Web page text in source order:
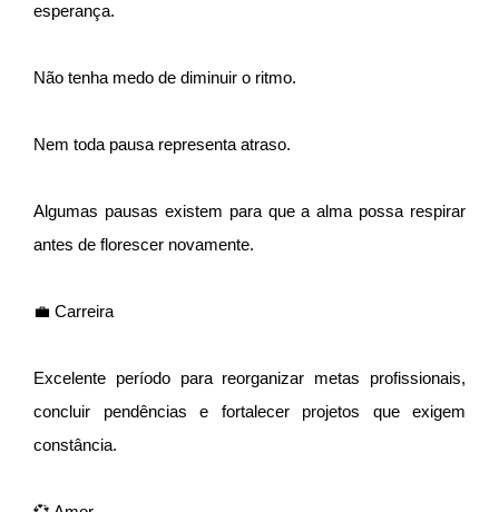
esperança.
Não tenha medo de diminuir o ritmo.
Nem toda pausa representa atraso.
Algumas pausas existem para que a alma possa respirar
antes de florescer novamente.
💼 Carreira
Excelente período para reorganizar metas profissionais,
concluir pendências e fortalecer projetos que exigem
constância.